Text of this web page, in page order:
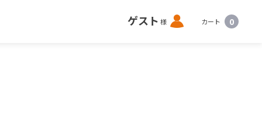
ゲスト 様 ロ
グ
カート 0